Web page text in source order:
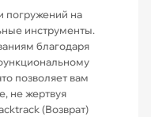
погружений на
инструменты.
благодаря
позволяет вам
не жертвуя
(Возврат)